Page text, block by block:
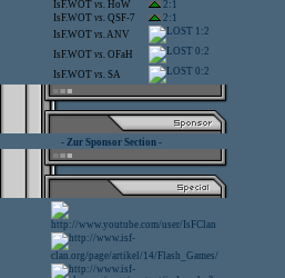
IsF.WOT vs. HoW
2:1
IsF.WOT vs. QSF-7
2:1
IsF.WOT vs.ANV 1:2
IsF.WOT vs. OFaH 0:2
IsF.WOT vs. SA 0:2
- Zur Sponsor Section -